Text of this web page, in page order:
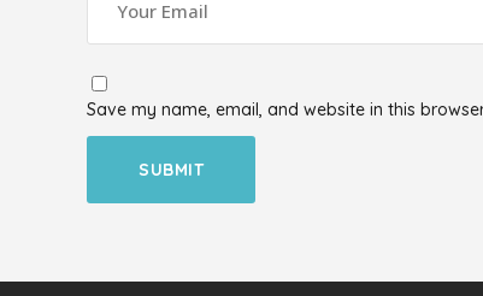
Save my name, email, and website in this